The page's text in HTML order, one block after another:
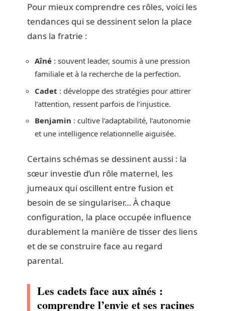
Pour mieux comprendre ces rôles, voici les
tendances qui se dessinent selon la place
dans la fratrie :
Aîné : souvent leader, soumis à une pression
familiale et à la recherche de la perfection.
Cadet : développe des stratégies pour attirer
l’attention, ressent parfois de l’injustice.
Benjamin : cultive l’adaptabilité, l’autonomie
et une intelligence relationnelle aiguisée.
Certains schémas se dessinent aussi : la
sœur investie d’un rôle maternel, les
jumeaux qui oscillent entre fusion et
besoin de se singulariser… À chaque
configuration, la place occupée influence
durablement la manière de tisser des liens
et de se construire face au regard
parental.
Les cadets face aux aînés :
comprendre l’envie et ses racines